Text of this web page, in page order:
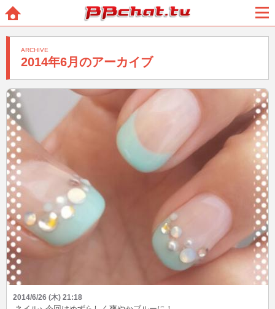
BBchatTV
2014年6月のアーカイブ
ARCHIVE
2014/6/26 (木) 21:18